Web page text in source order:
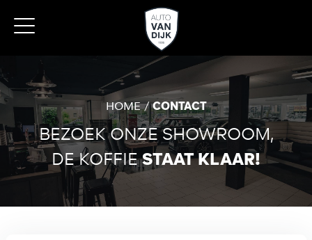
HOME CONTACT
BEZOEK ONZE SHOWROOM,
DE KOFFIESTAAT KLAAR!